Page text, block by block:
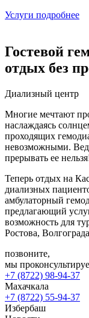
Услуги подробнее
Гостевой
отдых без
Диализный центр
Многие мечтают
наслаждаясь
проходящих
невозможными.
прерывать ее
Теперь отдых на
диализных
амбулаторный
предлагающий
возможность для
Ростова,
позвоните,
мы
+7 (8722) 98-94-37
Махачкала
+7 (8722) 55-94-37
Избербаш